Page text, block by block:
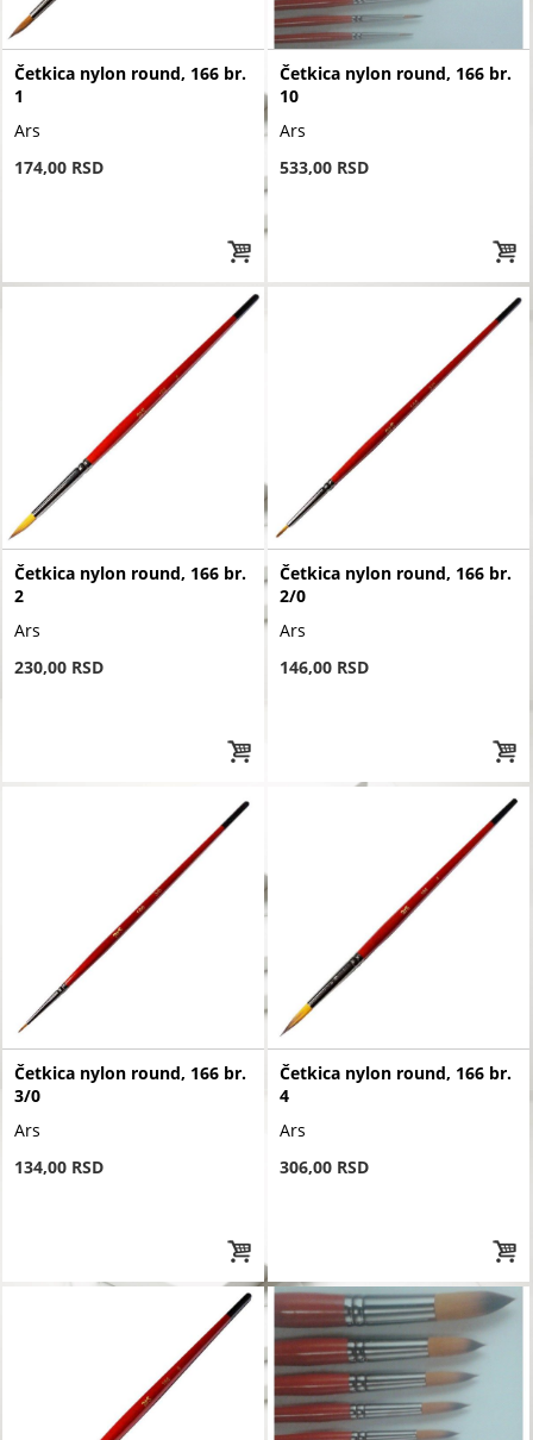
Četkica nylon round, 166 br.
1
Ars
174,00 RSD
Četkica nylon round, 166 br.
10
Ars
533,00 RSD
Četkica nylon round, 166 br.
2
Ars
230,00 RSD
Četkica nylon round, 166 br.
2/0
Ars
146,00 RSD
Četkica nylon round, 166 br.
3/0
Ars
134,00 RSD
Četkica nylon round, 166 br.
4
Ars
306,00 RSD